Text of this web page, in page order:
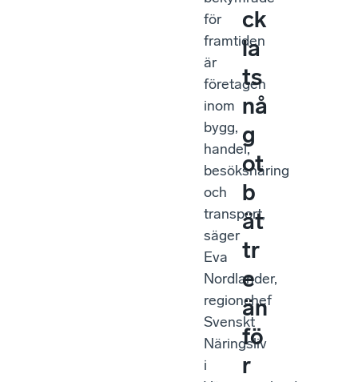
för
framtiden
är
företagen
inom
bygg,
handel,
besöksnäring
och
transport,
säger
Eva
Nordlander,
regionchef
Svenskt
Näringsliv
i
ck
la
ts
nå
g
ot
b
ät
tr
e
än
fö
r